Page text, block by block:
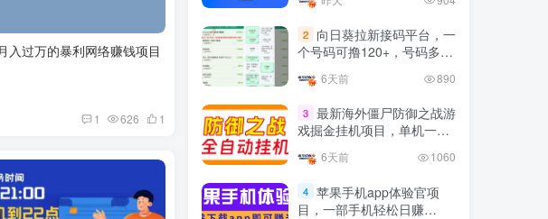
入过万的暴利网络赚钱项目
1 626 1
Google AdSense 新手接入
教程：虎哥手把手教你用网
站赚取美元收入
TOP2
质博主！
4年前 1.5W+人已阅读
网易云音乐黑胶会员，三个
官方免费领取教程，最高可
领1年
4年前 1.4W+人已阅读
元起
2
向日葵拉新接码平台，一
个号码可撸120+，号码多的
6天前 890
3 最新海外僵尸防御之战游
戏掘金挂机项目，单机一天
6天前 1060
4 苹果手机app体验官项
目，一部手机轻松日赚